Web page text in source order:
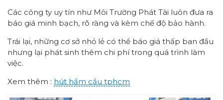
Các công ty uy tín như Môi Trường Phát Tài luôn đưa ra
báo giá minh bạch, rõ ràng và kèm chế độ bảo hành.
Trái lại, những cơ sở nhỏ lẻ có thể báo giá thấp ban đầu
nhưng lại phát sinh thêm chi phí trong quá trình làm
việc.
Xem thêm : hút hầm cầu tphcm